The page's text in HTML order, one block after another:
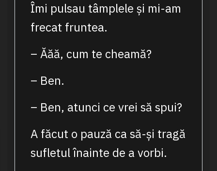
Îmi pulsau tâmplele și mi-am
frecat fruntea.
– Ăăă, cum te cheamă?
– Ben.
– Ben, atunci ce vrei să spui?
A făcut o pauză ca să-și tragă
sufletul înainte de a vorbi.